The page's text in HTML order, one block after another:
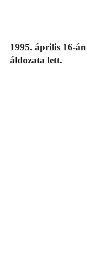
1995. április 16-
áldozata lett.